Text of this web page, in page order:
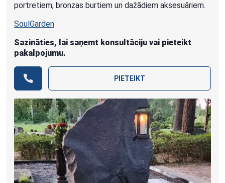
portretiem, bronzas burtiem un dažādiem aksesuāriem.
SoulGarden
Sazināties, lai saņemt konsultāciju vai pieteikt
pakalpojumu.
PIETEIKT